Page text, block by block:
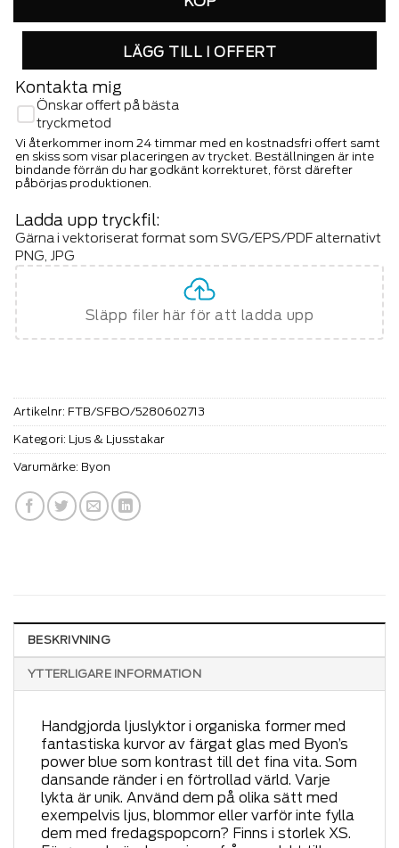
Kontakta mig
Önskar offert på bästa
tryckmetod
Vi återkommer inom 24 timmar med en kostnadsfri offert samt
en skiss som visar placeringen av trycket. Beställningen är inte
bindande förrän du har godkänt korrekturet, först därefter
påbörjas produktionen.
Ladda upp tryckfil:
Gärna i vektoriserat format som SVG/EPS/PDF alternativt
PNG, JPG
Släpp filer här för att ladda upp
LÄGG TILL I OFFERT
Artikelnr: FTB/SFBO/5280602713
Kategori: Ljus & Ljusstakar
Varumärke: Byon
BESKRIVNING
YTTERLIGARE INFORMATION
Handgjorda ljuslyktor i organiska former med
fantastiska kurvor av färgat glas med Byon’s
power blue som kontrast till det fina vita. Som
dansande ränder i en förtrollad värld. Varje
lykta är unik. Använd dem på olika sätt med
exempelvis ljus, blommor eller varför inte fylla
dem med fredagspopcorn? Finns i storlek XS.